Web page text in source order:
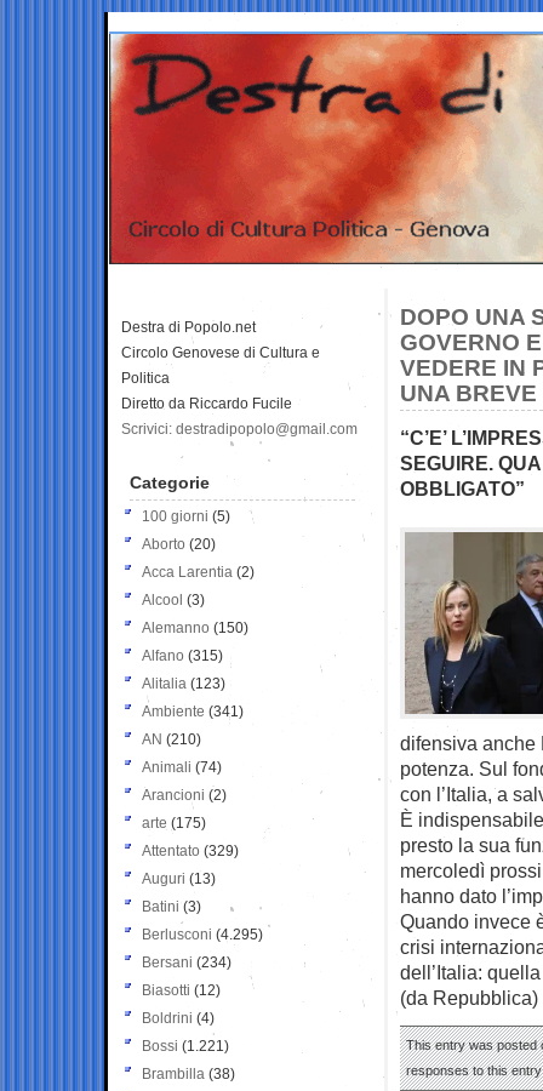
DOPO UNA
GOVERNO
VEDERE IN
UNA
“C’E’
SEGUIRE.
OBBLIGATO”
difensiva anche
potenza. Sul
con l’Italia, a
È
presto la sua
mercoledì
hanno dato
Quando invece
crisi
dell’Italia:
(da Repubblica)
This entry was posted
responses to this
Destra di Popolo.net
Circolo Genovese di Cultura e
Politica
Diretto da Riccardo Fucile
Scrivici: destradipopolo@gmail.com
Categorie
100 giorni (5)
Aborto (20)
Acca Larentia (2)
Alcool (3)
Alemanno (150)
Alfano (315)
Alitalia (123)
Ambiente (341)
AN (210)
Animali (74)
Arancioni (2)
arte (175)
Attentato (329)
Auguri (13)
Batini (3)
Berlusconi (4.295)
Bersani (234)
Biasotti (12)
Boldrini (4)
Bossi (1.221)
Brambilla (38)